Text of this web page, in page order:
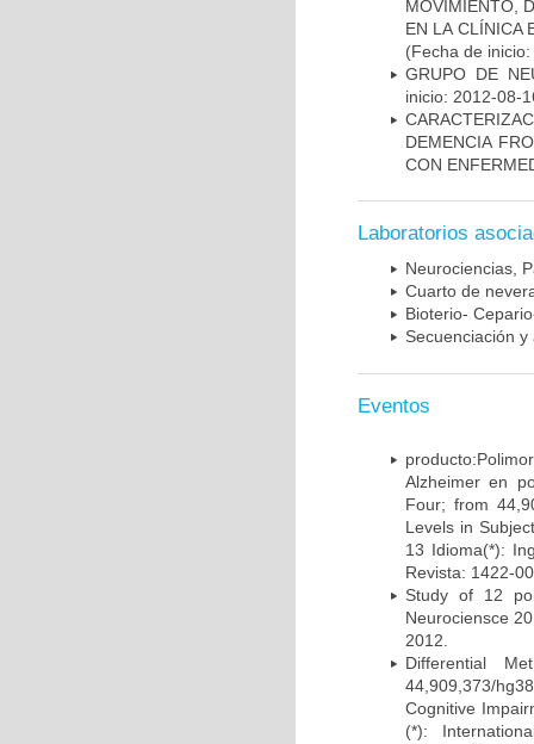
MOVIMIENTO,
EN LA CLÍNICA
(Fecha de
GRUPO DE
inicio: 2012-08-
DEMENCIA
CON
Laboratorios
Neurociencias,
Cuarto de
Bioterio-
Secuenciación
Eventos
Alzheimer en
Four; from
Levels in
13 Idioma(*):
Revista: 1422-
Study of 12
Neurociensce
2012.
Differential
44,909,373/
Cognitive
(*):